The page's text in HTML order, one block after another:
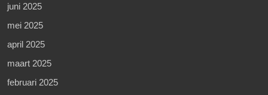
juni 2025
mei 2025
april 2025
maart 2025
februari 2025